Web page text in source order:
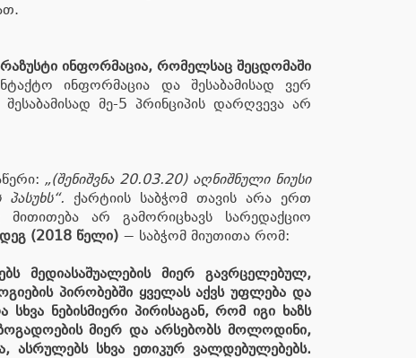
ინფორმაცია, რომელსაც შეცდომაში
ინფორმაცია და შესაბამისად ვერ
მე-5 პრინციპის დარღვევა არ
„(შენიშვნა 20.03.20) აღნიშნული ნიუსი
ქარტიის საბჭომ თავის არა ერთ
მითითება არ გამორიცხავს სარედაქციო
(2018 წელი) − საბჭომ მიუთითა რომ:
მედიასაშუალების მიერ გავრცელებულ,
პირობებში ყველას აქვს უფლება და
ნებისმიერი პირისაგან, რომ იგი ხაზს
მიერ და არსებობს მოლოდინი,
ასრულებს სხვა ეთიკურ ვალდებულებებს.